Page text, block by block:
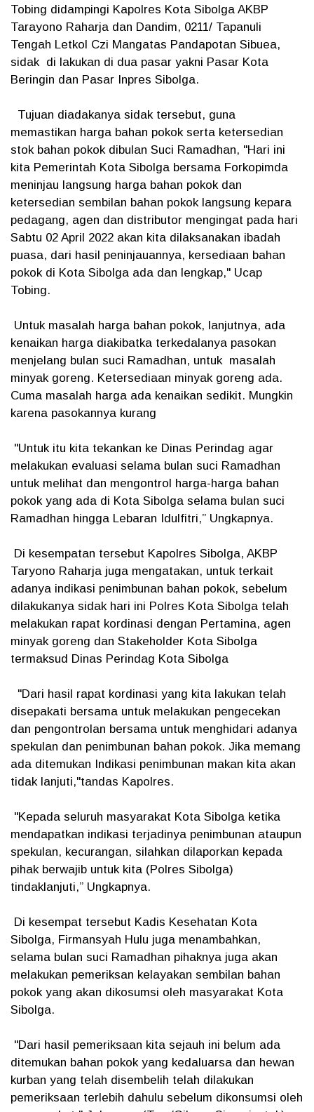
Tobing didampingi Kapolres Kota Sibolga AKBP
Tarayono Raharja dan Dandim, 0211/ Tapanuli
Tengah Letkol Czi Mangatas Pandapotan Sibuea,
sidak di lakukan di dua pasar yakni Pasar Kota
Beringin dan Pasar Inpres Sibolga.
Tujuan diadakanya sidak tersebut, guna
memastikan harga bahan pokok serta ketersedian
stok bahan pokok dibulan Suci Ramadhan, "Hari ini
kita Pemerintah Kota Sibolga bersama Forkopimda
meninjau langsung harga bahan pokok dan
ketersedian sembilan bahan pokok langsung kepara
pedagang, agen dan distributor mengingat pada hari
Sabtu 02 April 2022 akan kita dilaksanakan ibadah
puasa, dari hasil peninjauannya, kersediaan bahan
pokok di Kota Sibolga ada dan lengkap," Ucap
Tobing.
Untuk masalah harga bahan pokok, lanjutnya, ada
kenaikan harga diakibatka terkedalanya pasokan
menjelang bulan suci Ramadhan, untuk masalah
minyak goreng. Ketersediaan minyak goreng ada.
Cuma masalah harga ada kenaikan sedikit. Mungkin
karena pasokannya kurang
"Untuk itu kita tekankan ke Dinas Perindag agar
melakukan evaluasi selama bulan suci Ramadhan
untuk melihat dan mengontrol harga-harga bahan
pokok yang ada di Kota Sibolga selama bulan suci
Ramadhan hingga Lebaran Idulfitri,” Ungkapnya.
Di kesempatan tersebut Kapolres Sibolga, AKBP
Taryono Raharja juga mengatakan, untuk terkait
adanya indikasi penimbunan bahan pokok, sebelum
dilakukanya sidak hari ini Polres Kota Sibolga telah
melakukan rapat kordinasi dengan Pertamina, agen
minyak goreng dan Stakeholder Kota Sibolga
termaksud Dinas Perindag Kota Sibolga
"Dari hasil rapat kordinasi yang kita lakukan telah
disepakati bersama untuk melakukan pengecekan
dan pengontrolan bersama untuk menghidari adanya
spekulan dan penimbunan bahan pokok. Jika memang
ada ditemukan Indikasi penimbunan makan kita akan
tidak lanjuti,"tandas Kapolres.
"Kepada seluruh masyarakat Kota Sibolga ketika
mendapatkan indikasi terjadinya penimbunan ataupun
spekulan, kecurangan, silahkan dilaporkan kepada
pihak berwajib untuk kita (Polres Sibolga)
tindaklanjuti,” Ungkapnya.
Di kesempat tersebut Kadis Kesehatan Kota
Sibolga, Firmansyah Hulu juga menambahkan,
selama bulan suci Ramadhan pihaknya juga akan
melakukan pemeriksan kelayakan sembilan bahan
pokok yang akan dikosumsi oleh masyarakat Kota
Sibolga.
"Dari hasil pemeriksaan kita sejauh ini belum ada
ditemukan bahan pokok yang kedaluarsa dan hewan
kurban yang telah disembelih telah dilakukan
pemeriksaan terlebih dahulu sebelum dikonsumsi oleh